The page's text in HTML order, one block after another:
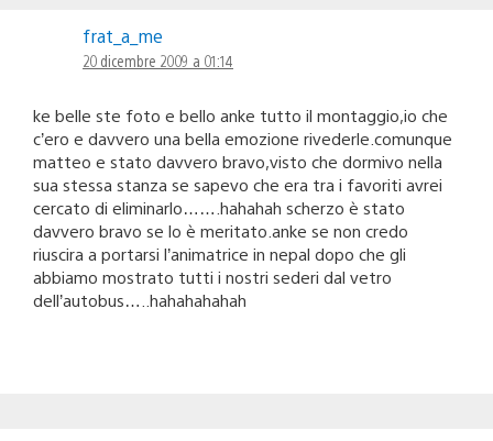
frat_a_me
20 dicembre 2009 a 01:14
ke belle ste foto e bello anke tutto il montaggio,io che
c’ero e davvero una bella emozione rivederle.comunque
matteo e stato davvero bravo,visto che dormivo nella
sua stessa stanza se sapevo che era tra i favoriti avrei
cercato di eliminarlo…….hahahah scherzo è stato
davvero bravo se lo è meritato.anke se non credo
riuscira a portarsi l’animatrice in nepal dopo che gli
abbiamo mostrato tutti i nostri sederi dal vetro
dell’autobus…..hahahahahah